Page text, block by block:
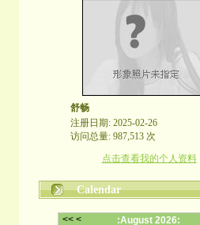
舒畅
注册日期: 2025-02-26
访问总量: 987,513 次
点击查看我的个人资料
Calendar